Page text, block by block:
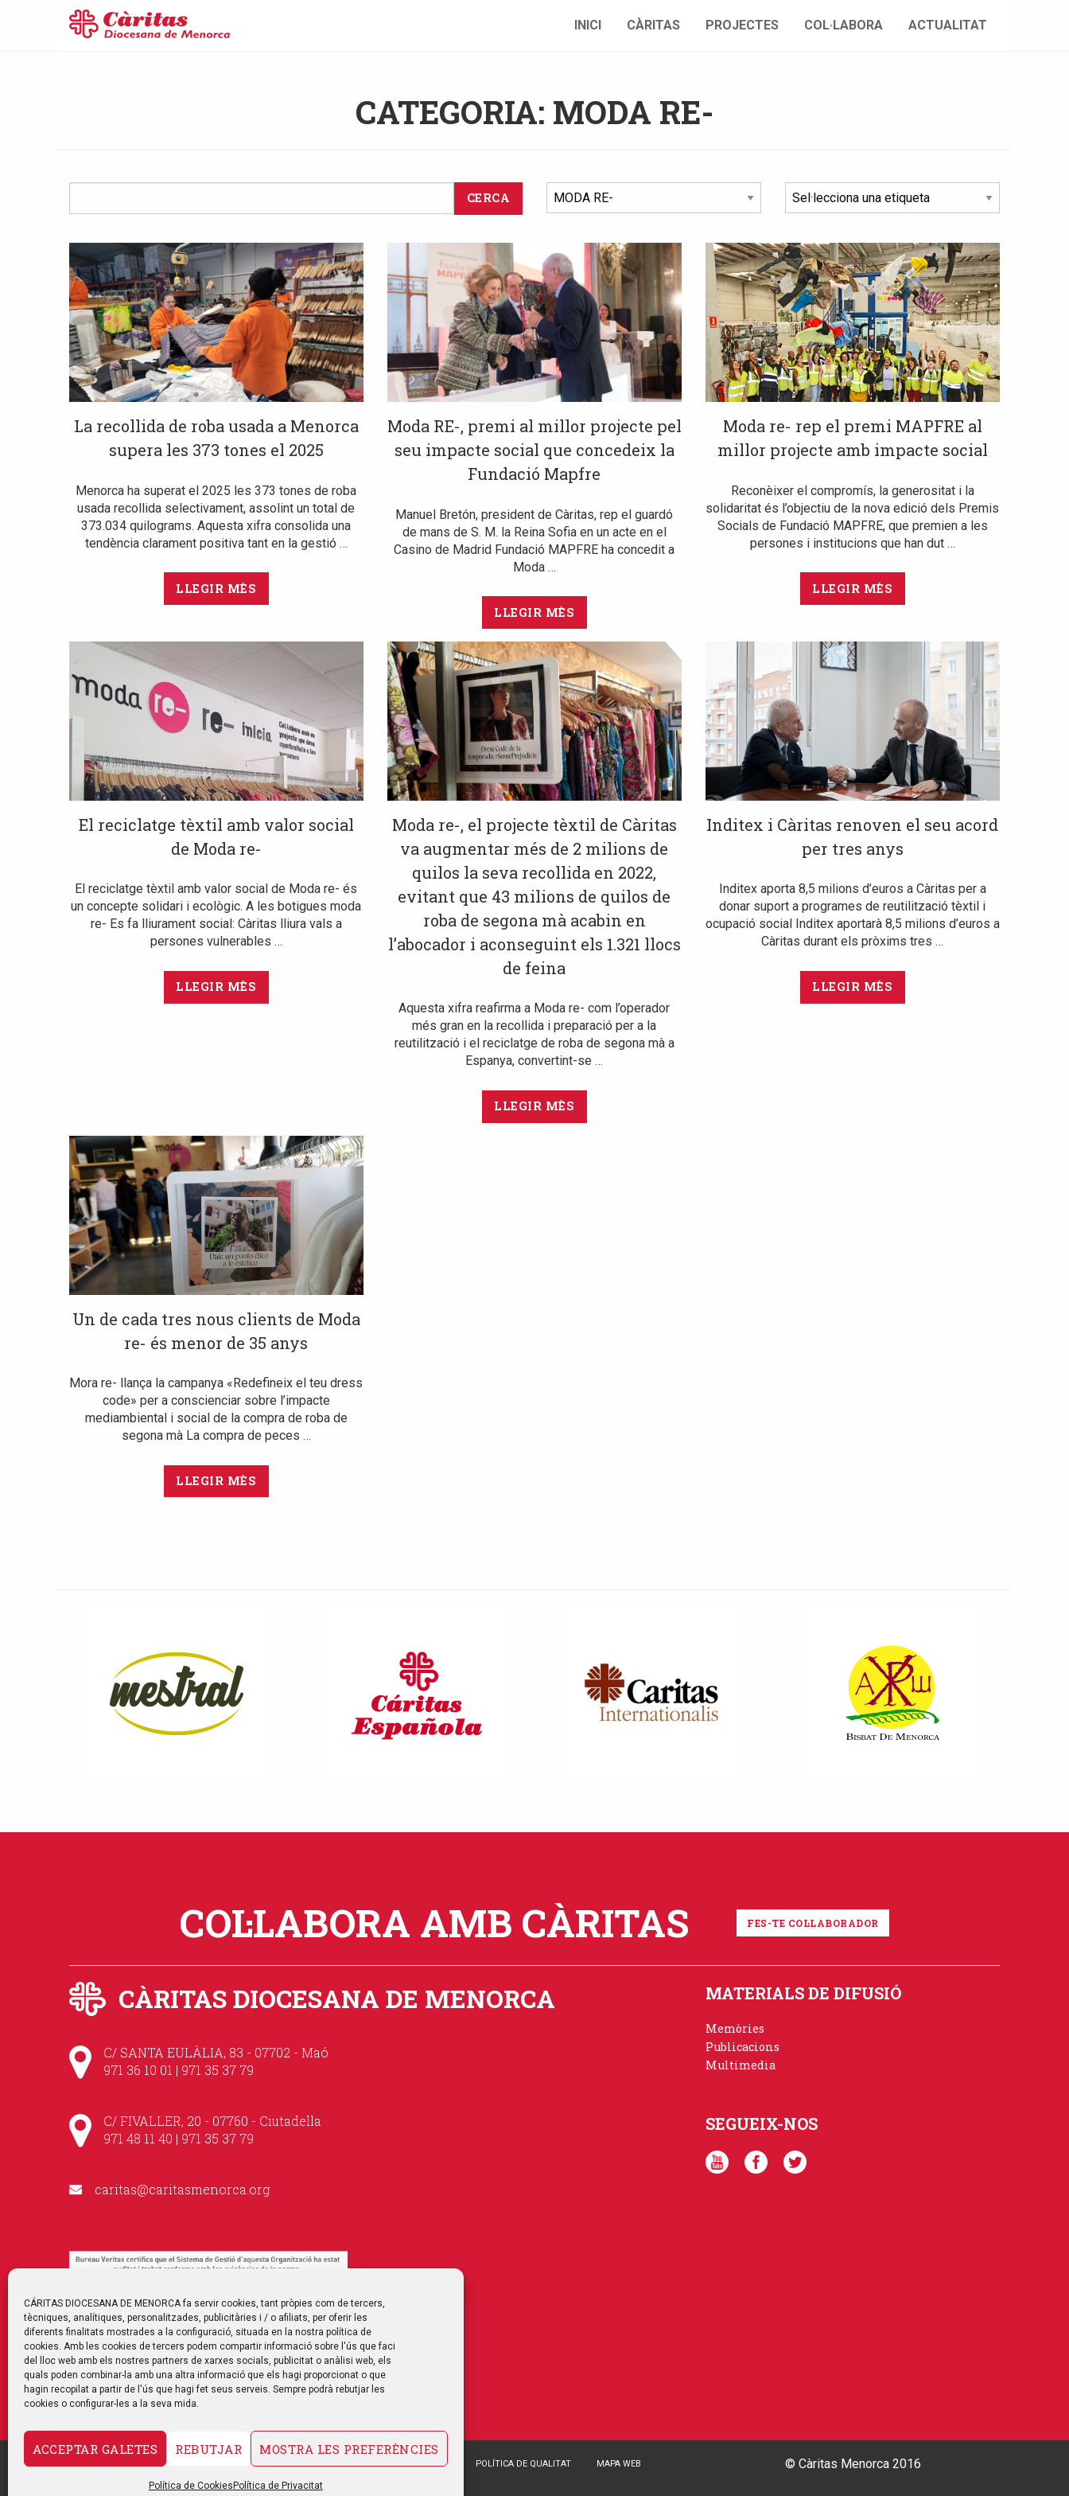
CÁRITAS DIOCESANA DE MENORCA fa servir cookies, tant pròpies com de tercers,
tècniques, analítiques, personalitzades, publicitàries i / o afiliats, per oferir les
diferents finalitats mostrades a la configuració, situada en la nostra política de
cookies. Amb les cookies de tercers podem compartir informació sobre l'ús que faci
del lloc web amb els nostres partners de xarxes socials, publicitat o anàlisi web, els
quals poden combinar-la amb una altra informació que els hagi proporcionat o que
hagin recopilat a partir de l'ús que hagi fet seus serveis. Sempre podrà rebutjar les
cookies o configurar-les a la seva mida.
ACCEPTAR GALETES REBUTJAR MOSTRA LES PREFERÈNCIES
Política de Cookies Política de Privacitat
INICI CÀRITAS PROJECTES COL·LABORA ACTUALITAT
CATEGORIA: MODA RE-
La recollida de roba usada a Menorca
supera les 373 tones el 2025
Menorca ha superat el 2025 les 373 tones de roba
usada recollida selectivament, assolint un total de
373.034 quilograms. Aquesta xifra consolida una
tendència clarament positiva tant en la gestió …
LLEGIR MÈS
Moda RE-, premi al millor projecte pel
seu impacte social que concedeix la
Fundació Mapfre
Manuel Bretón, president de Càritas, rep el guardó
de mans de S. M. la Reina Sofia en un acte en el
Casino de Madrid Fundació MAPFRE ha concedit a
Moda …
LLEGIR MÈS
Moda re- rep el premi MAPFRE al
millor projecte amb impacte social
Reconèixer el compromís, la generositat i la
solidaritat és l’objectiu de la nova edició dels Premis
Socials de Fundació MAPFRE, que premien a les
persones i institucions que han dut …
LLEGIR MÈS
El reciclatge tèxtil amb valor social
de Moda re-
El reciclatge tèxtil amb valor social de Moda re- és
un concepte solidari i ecològic. A les botigues moda
re- Es fa lliurament social: Càritas lliura vals a
persones vulnerables …
LLEGIR MÈS
Moda re-, el projecte tèxtil de Càritas
va augmentar més de 2 milions de
quilos la seva recollida en 2022,
evitant que 43 milions de quilos de
roba de segona mà acabin en
l’abocador i aconseguint els 1.321 llocs
de feina
Aquesta xifra reafirma a Moda re- com l’operador
més gran en la recollida i preparació per a la
reutilització i el reciclatge de roba de segona mà a
Espanya, convertint-se …
LLEGIR MÈS
Inditex i Càritas renoven el seu acord
per tres anys
Inditex aporta 8,5 milions d’euros a Càritas per a
donar suport a programes de reutilització tèxtil i
ocupació social Inditex aportarà 8,5 milions d’euros a
Càritas durant els pròxims tres …
LLEGIR MÈS
Un de cada tres nous clients de Moda
re- és menor de 35 anys
Mora re- llança la campanya «Redefineix el teu dress
code» per a conscienciar sobre l’impacte
mediambiental i social de la compra de roba de
segona mà La compra de peces …
LLEGIR MÈS
COL·LABORA AMB CÀRITAS FES-TE COL·LABORADOR
CÀRITAS DIOCESANA DE MENORCA
C/ SANTA EULÀLIA, 83 - 07702 - Maó
971 36 10 01 | 971 35 37 79
C/ FIVALLER, 20 - 07760 - Ciutadella
971 48 11 40 | 971 35 37 79
caritas@caritasmenorca.org
MATERIALS DE DIFUSIÓ
Memòries
Publicacions
Multimedia
SEGUEIX-NOS
CONTACTE AVÍS LEGAL POLÍTICA DE PRIVACITAT POLÍTICA DE COOKIES POLÍTICA DE QUALITAT MAPA WEB © Càritas Menorca 2016